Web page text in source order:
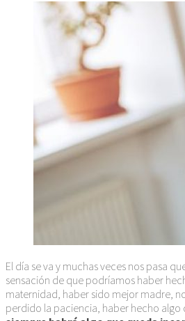
El día se va y muchas veces nos pasa
sensación de que podríamos haber
maternidad, haber sido mejor madre,
perdido la paciencia, haber hecho algo